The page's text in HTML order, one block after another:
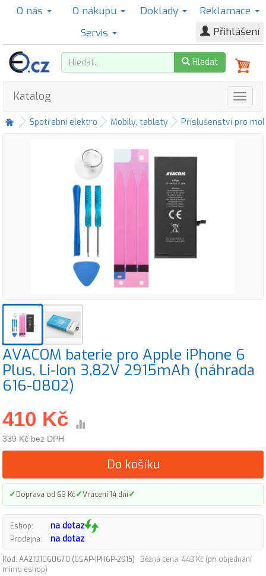
O nás O nákupu Doklady
Reklamace
Servis
Přihlášení
Hledat
Katalog
Spotřební elektro Mobily, tablety Příslušenství pro
AVACOM baterie pro Apple iPhone 6
Plus, Li-Ion 3,82V 2915mAh (náhrada
616-0802)
410 Kč
339 Kč bez DPH
Do košíku
✓Doprava od 63 Kč✓Vrácení 14 dní✓
Eshop: na dotaz
Prodejna: na dotaz
Kód: AA2191060670 (GSAP-IPH6P-2915)
Běžná cena: 443 Kč (při objednání
mimo eshop)